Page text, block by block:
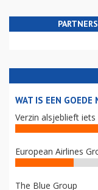
WAT IS EEN GOEDE
Verzin alsjeblieft iets
European Airlines
The Blue Group